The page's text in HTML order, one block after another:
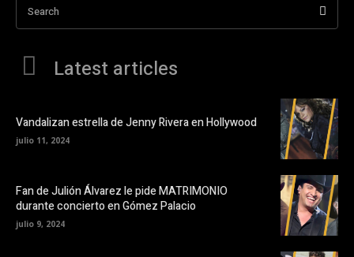
Search
Latest articles
Vandalizan estrella de Jenny Rivera en Hollywood
julio 11, 2024
Fan de Julión Álvarez le pide MATRIMONIO
durante concierto en Gómez Palacio
julio 9, 2024